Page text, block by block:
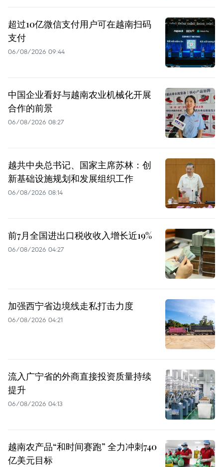
超过10亿微信支付用户可在越南扫码
支付
06/08/2026 09:44
中国企业看好与越南农业机械化开展
合作的前景
06/08/2026 08:27
越共中央总书记、国家主席苏林：创
新基础设施规划和发展组织工作
06/08/2026 08:14
前7月全国进出口税收收入增长近19%
06/08/2026 04:27
加强西宁省边境线走私打击力度
06/08/2026 04:21
流入广宁省的外商直接投资质量持续
提升
06/08/2026 04:13
越南农产品“和时间赛跑” 全力冲刺740
亿美元目标